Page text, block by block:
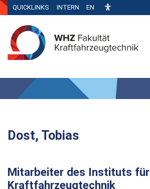
QUICKLINKS INTERN EN
Dost, Tobias
Mitarbeiter des Instituts für
Kraftfahrzeugtechnik